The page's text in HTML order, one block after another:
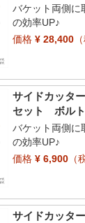
バケット両側に
の効率UP♪
価格¥ 28,400
サイドカッ
セット ボル
バケット両側に
の効率UP♪
価格¥ 6,900（
サイドカッ